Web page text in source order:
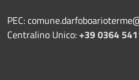
PEC:
Centralino Unico:+39 0364